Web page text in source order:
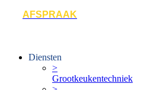
AFSPRAAK
Diensten
>
Grootkeukentechniek